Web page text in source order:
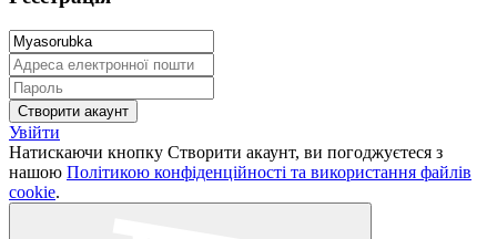
Увійти
Натискаючи кнопку Створити акаунт, ви погоджуєтеся з
нашою Політикою конфіденційності та використання файлів
cookie.